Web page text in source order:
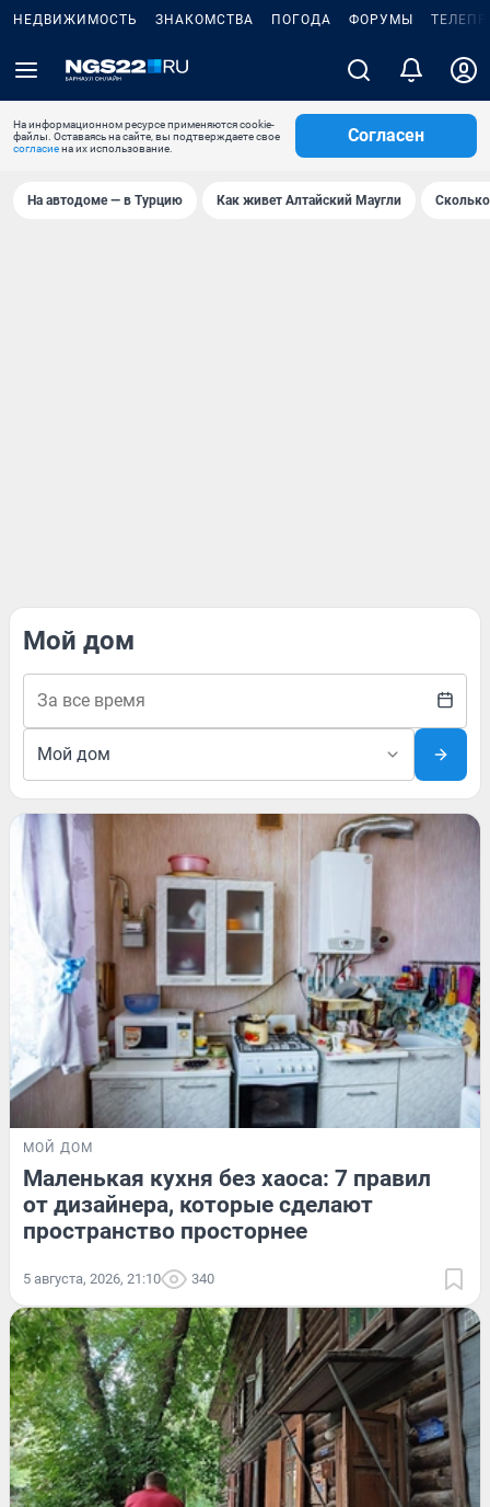
НЕДВИЖИМОСТЬ ЗНАКОМСТВА ПОГОДА ФОРУМЫ
На информационном ресурсе применяются cookie-
файлы. Оставаясь на сайте, вы подтверждаете свое
согласиена их использование.
Согласен
На автодоме — в Турцию Как живет Алтайский Маугли
Мой дом
МОЙ ДОМ
Маленькая кухня без хаоса: 7 правил
от дизайнера, которые сделают
пространство просторнее
5 августа, 2026, 21:10 340